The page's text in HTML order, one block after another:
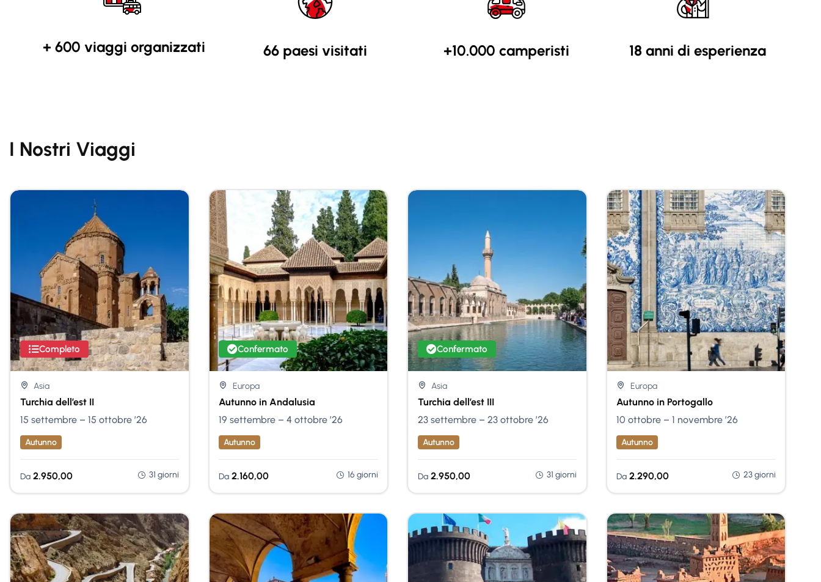
+ 600 viaggi organizzati 66 paesi visitati +10.000 camperisti 18 anni di esperienza
I Nostri Viaggi
Asia
Turchia dell’est II
Completo
15 settembre – 15 ottobre ’26
Autunno
Da 2.950,00 31 giorni
Europa
Autunno in Andalusia
Confermato
19 settembre – 4 ottobre ’26
Autunno
Da 2.160,00 16 giorni
Asia
Turchia dell’est III
Confermato
23 settembre – 23 ottobre ’26
Autunno
Da 2.950,00 31 giorni
Europa
Autunno in Portogallo
Nessuna Scelta
10 ottobre – 1 novembre ’26
Autunno
Da 2.290,00 23 giorni